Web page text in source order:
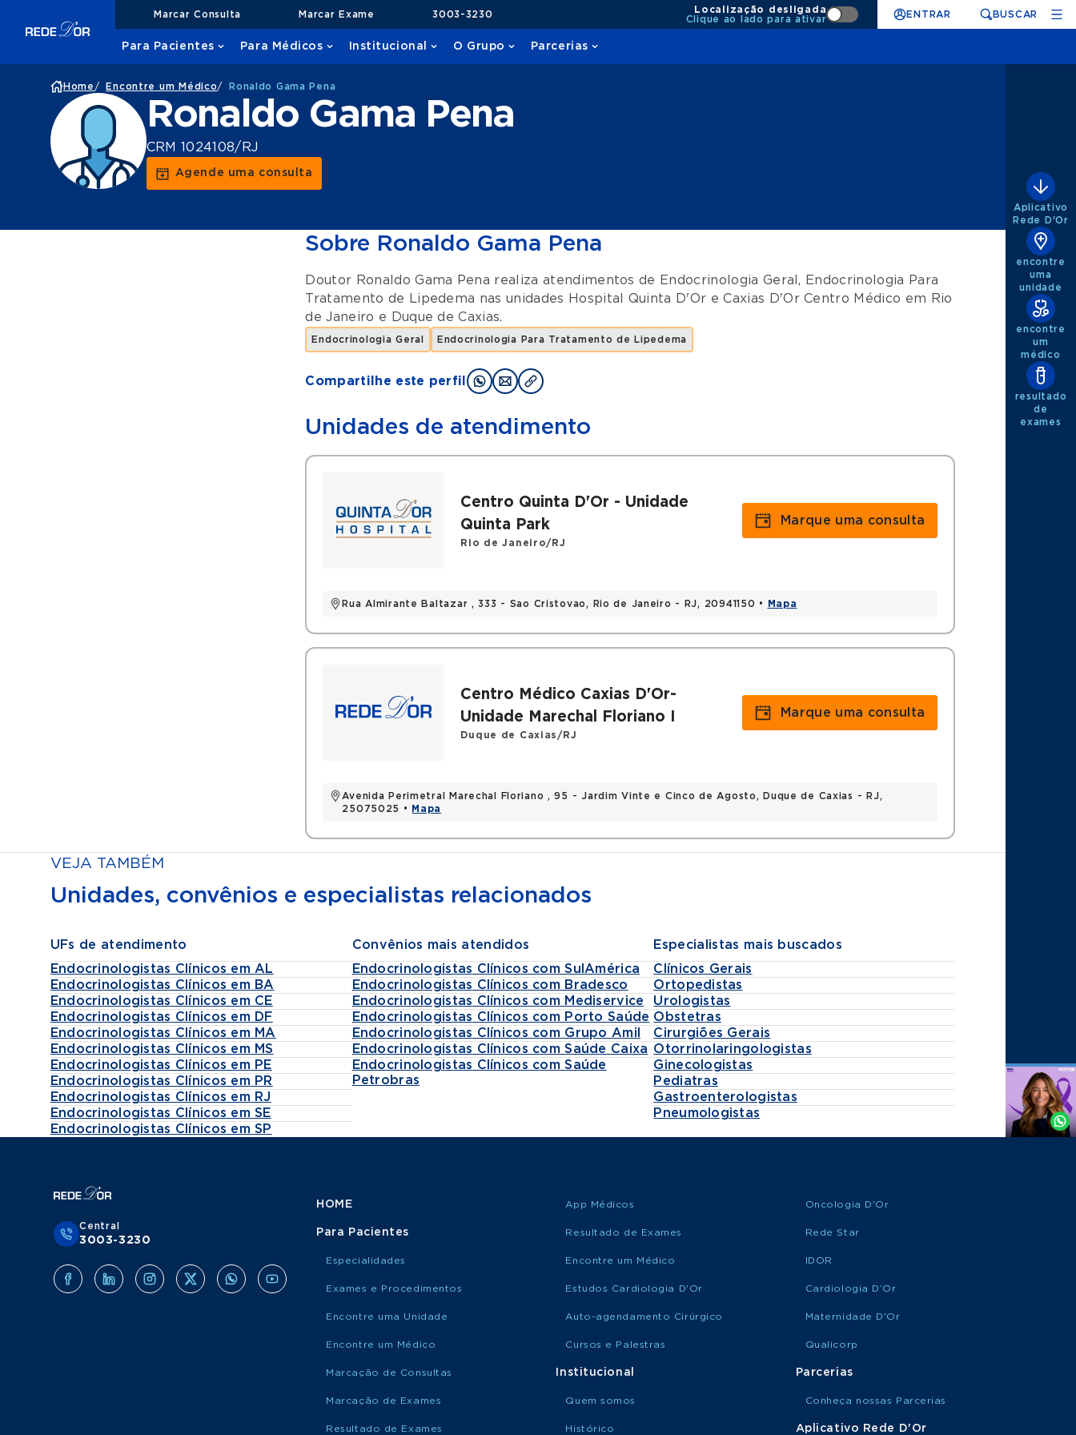
Marcar Consulta Marcar Exame 3003-3230
Localização desligada
Clique ao lado para ativar
ENTRAR BUSCAR
Para Pacientes Para Médicos Institucional O Grupo Parcerias
Home / Encontre um Médico/ Ronaldo Gama Pena
Ronaldo Gama Pena
CRM 1024108/RJ
Agende uma consulta
Sobre Ronaldo Gama Pena
Doutor Ronaldo Gama Pena realiza atendimentos de Endocrinologia Geral,
Endocrinologia Para
Tratamento de Lipedema nas unidades Hospital Quinta D'Or eCaxias D'Or Centro Médico em
Rio
de Janeiro e Duque de Caxias.
Endocrinologia Geral Endocrinologia Para Tratamento de Lipedema
Compartilhe este perfil
Unidades de atendimento
Centro Quinta D'Or - Unidade
Quinta Park
Rio de Janeiro/RJ
Rua Almirante Baltazar , 333 - Sao Cristovao, Rio de Janeiro - RJ, 20941150 • Mapa
Marque uma consulta
Centro Médico Caxias D'Or-
Unidade Marechal Floriano I
Duque de Caxias/RJ
Avenida Perimetral Marechal Floriano , 95 - Jardim Vinte e Cinco de Agosto, Duque de Caxias - RJ,
25075025 •
Mapa
Marque uma consulta
VEJA TAMBÉM
Unidades, convênios e especialistas relacionados
UFs de atendimento
Endocrinologistas Clínicos em AL
Endocrinologistas Clínicos em BA
Endocrinologistas Clínicos em CE
Endocrinologistas Clínicos em DF
Endocrinologistas Clínicos em MA
Endocrinologistas Clínicos em MS
Endocrinologistas Clínicos em PE
Endocrinologistas Clínicos em PR
Endocrinologistas Clínicos em RJ
Endocrinologistas Clínicos em SE
Endocrinologistas Clínicos em SP
Convênios mais atendidos
Endocrinologistas Clínicos com SulAmérica
Endocrinologistas Clínicos com Bradesco
Endocrinologistas Clínicos com Mediservice
Endocrinologistas Clínicos com Porto Saúde
Endocrinologistas Clínicos com Grupo Amil
Endocrinologistas Clínicos com Saúde Caixa
Endocrinologistas Clínicos com Saúde
Petrobras
Especialistas mais buscados
Clínicos Gerais
Ortopedistas
Urologistas
Obstetras
Cirurgiões Gerais
Otorrinolaringologistas
Ginecologistas
Pediatras
Gastroenterologistas
Pneumologistas
Aplicativo
Rede D'Or
encontre
uma
unidade
encontre
um
médico
resultado
de
exames
Agende
Whatsapp
Central
3003-3230
HOME
Para Pacientes
Especialidades
Exames e Procedimentos
Encontre uma Unidade
Encontre um Médico
Marcação de Consultas
Marcação de Exames
Resultado de Exames
App Médicos
Resultado de Exames
Encontre um Médico
Estudos Cardiologia D'Or
Auto-agendamento Cirúrgico
Cursos e Palestras
Institucional
Quem somos
Histórico
Oncologia D'Or
Rede Star
IDOR
Cardiologia D’Or
Maternidade D'Or
Qualicorp
Parcerias
Conheça nossas Parcerias
Aplicativo Rede D'Or